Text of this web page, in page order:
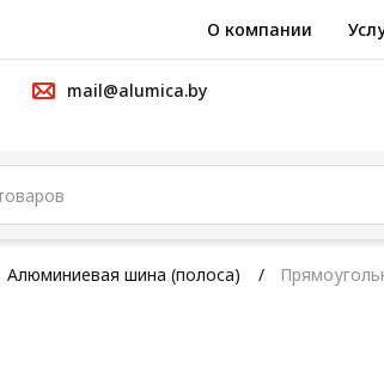
О компании
mail@alumica.by
Алюминиевая шина (полоса)